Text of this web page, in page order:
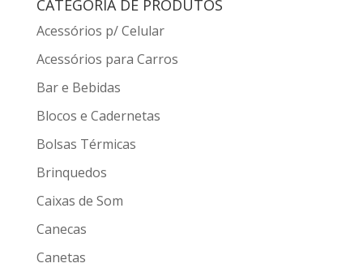
CATEGORIA DE PRODUTOS
Acessórios p/ Celular
Acessórios para Carros
Bar e Bebidas
Blocos e Cadernetas
Bolsas Térmicas
Brinquedos
Caixas de Som
Canecas
Canetas